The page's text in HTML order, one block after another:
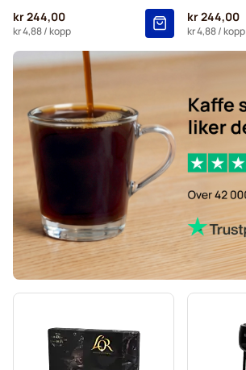
kr 244,00
kr 4,88/ kopp
kr 244,00
kr 4,88/ kopp